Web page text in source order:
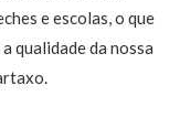
e escolas, o que
qualidade da nossa